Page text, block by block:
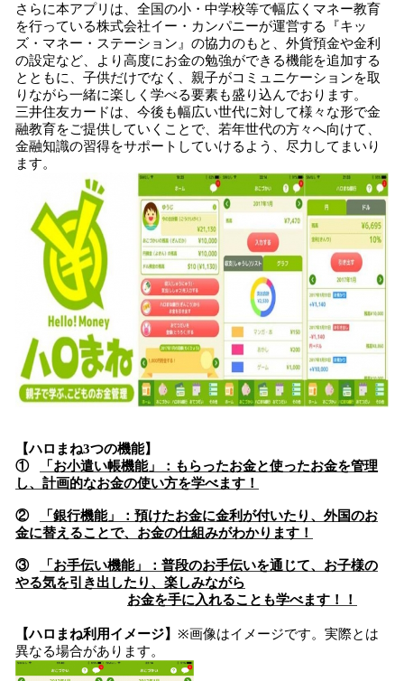
さらに本アプリは、全国の小・中学校等で幅広くマネー教育
を行っている株式会社イー・カンパニーが運営する『キッ
ズ・マネー・ステーション』の協力のもと、外貨預金や金利
の設定など、より高度にお金の勉強ができる機能を追加する
とともに、子供だけでなく、親子がコミュニケーションを取
りながら一緒に楽しく学べる要素も盛り込んでおります。
三井住友カードは、今後も幅広い世代に対して様々な形で金
融教育をご提供していくことで、若年世代の方々へ向けて、
金融知識の習得をサポートしていけるよう、尽力してまいり
ます。
【ハロまね3つの機能】
①
「お小遣い帳機能」：もらったお金と使ったお金を管理
し、計画的なお金の使い方を学べます！
②
「銀行機能」：預けたお金に金利が付いたり、外国のお
金に替えることで、お金の仕組みがわかります！
③
「お手伝い機能」：普段のお手伝いを通じて、お子様の
やる気を引き出したり、楽しみながら
お金を手に入れることも学べます！！
【ハロまね利用イメージ】 ※画像はイメージです。実際とは
異なる場合があります。